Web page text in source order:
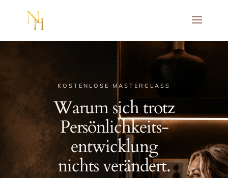
KOSTENLOSE MASTERCLASS
Warum sich trotz
Persönlichkeits-
entwicklung
nichts verändert.